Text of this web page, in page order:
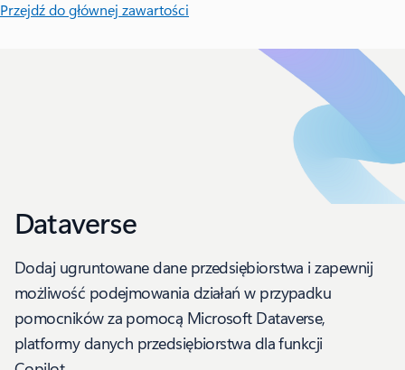
Przejdź do głównej zawartości
Dataverse
Dodaj ugruntowane dane przedsiębiorstwa i zapewnij
możliwość podejmowania działań w przypadku
pomocników za pomocą Microsoft Dataverse,
platformy danych przedsiębiorstwa dla funkcji